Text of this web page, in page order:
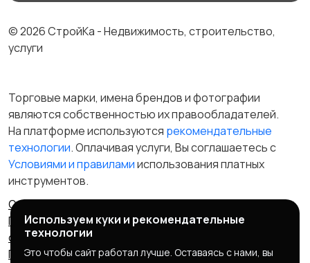
© 2026 СтройКа - Недвижимость, строительство,
услуги
Торговые марки, имена брендов и фотографии
являются собственностью их правообладателей.
На платформе используются рекомендательные
технологии. Оплачивая услуги, Вы соглашаетесь c
Условиями и правиламииспользования платных
инструментов.
Отказ от ответственности
Правила сервиса
Политика конфиденциальности
Пользовательское
соглашение
Запрещенные товары/услуги
Правообладателям
Партнерская программа
Используем куки и рекомендательные
технологии
Это чтобы сайт работал лучше. Оставаясь с нами, вы